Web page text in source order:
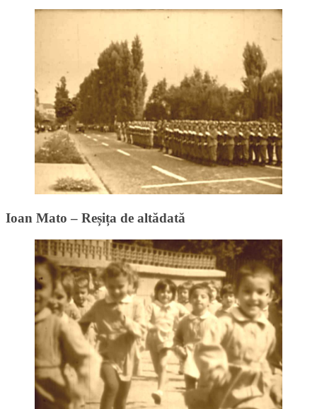
Ioan Mato – Reșița de altădată